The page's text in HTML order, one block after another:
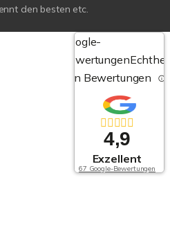
den besten etc.
Google-
Bewertungen
von Bewertungen
4,9
Exzellent
67 Google-Bewertungen